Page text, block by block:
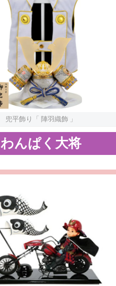
兜平飾り「 陣羽織飾 」
わんぱく大将